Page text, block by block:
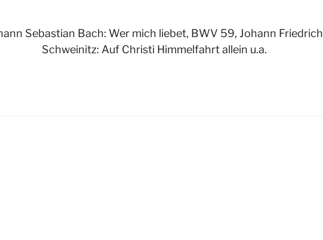
Sebastian Bach: Wer mich liebet, BWV 59, Johann Friedrich
Schweinitz: Auf Christi Himmelfahrt allein u.a.